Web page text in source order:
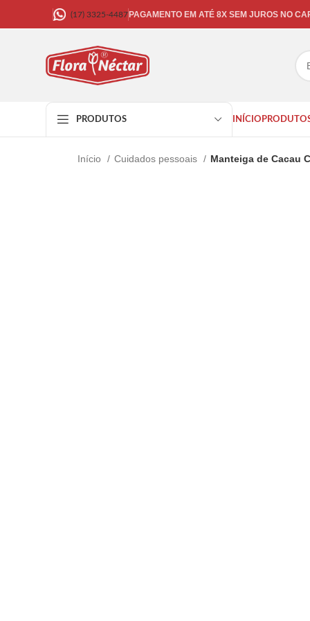
(17) 3325-4487PAGAMENTO EM ATÉ 8X SEM JUROS NO
PRODUTOS INÍCIO
Início Cuidados pessoais Manteiga de Cacau